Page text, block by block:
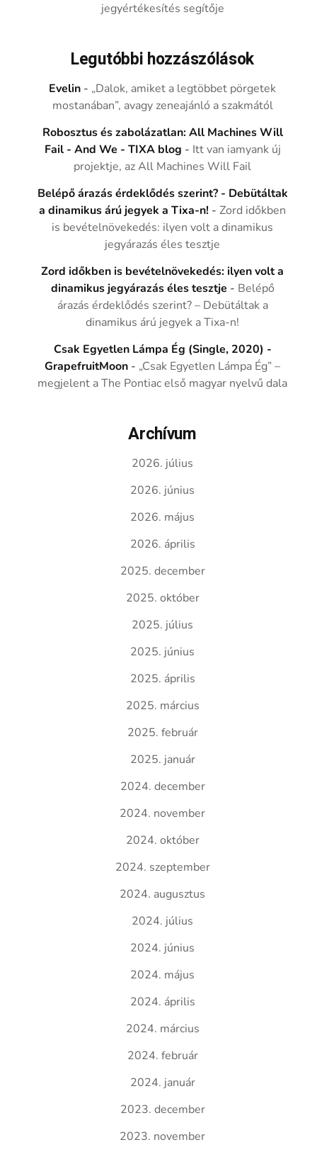
jegyértékesítés segítője
Legutóbbi hozzászólások
Evelin - „Dalok, amiket a legtöbbet pörgetek
mostanában”, avagy zeneajánló a szakmától
Robosztus és zabolázatlan: All Machines Will
Fail - And We - TIXA blog - Itt van iamyank új
projektje, az All Machines Will Fail
Belépő árazás érdeklődés szerint? - Debütáltak
a dinamikus árú jegyek a Tixa-n! -Zord időkben
is bevételnövekedés: ilyen volt a dinamikus
jegyárazás éles tesztje
Zord időkben is bevételnövekedés: ilyen volt a
dinamikus jegyárazás éles tesztje - Belépő
árazás érdeklődés szerint? – Debütáltak a
dinamikus árú jegyek a Tixa-n!
Csak Egyetlen Lámpa Ég (Single, 2020) -
GrapefruitMoon - „Csak Egyetlen Lámpa Ég” –
megjelent a The Pontiac első magyar nyelvű dala
Archívum
2026. július
2026. június
2026. május
2026. április
2025. december
2025. október
2025. július
2025. június
2025. április
2025. március
2025. február
2025. január
2024. december
2024. november
2024. október
2024. szeptember
2024. augusztus
2024. július
2024. június
2024. május
2024. április
2024. március
2024. február
2024. január
2023. december
2023. november